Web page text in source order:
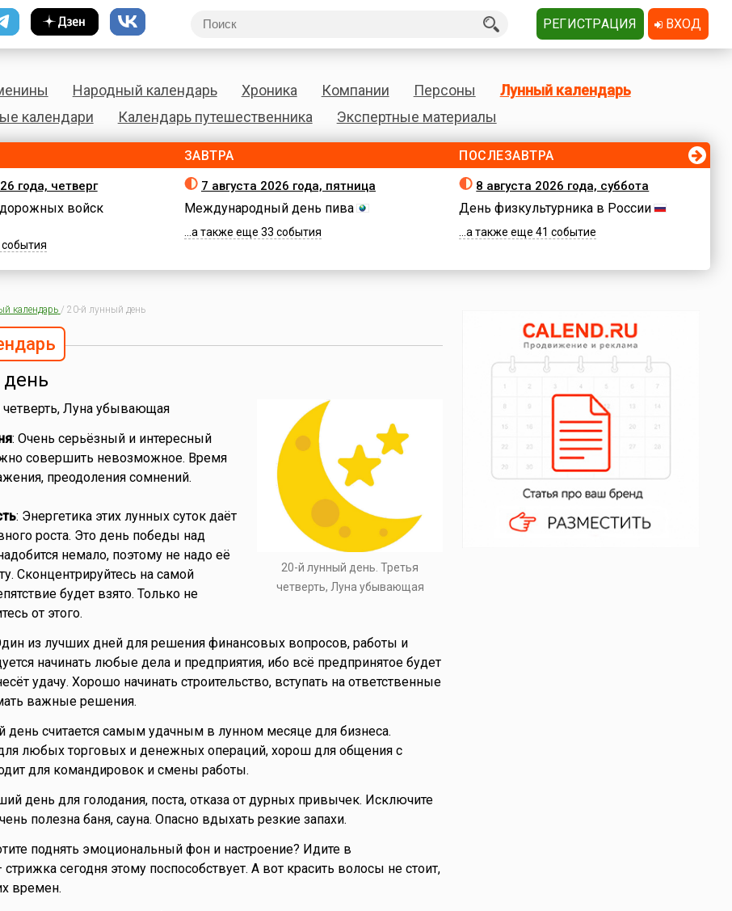
Народный календарь Хроника Компании Персоны
Лунный календарь
календари
Календарь путешественника Экспертные материалы
года, четверг
войск
события
ЗАВТРА
7 августа 2026 года, пятница
Международный день пива
...а также еще 33 события
ПОСЛЕЗАВТРА
8 августа 2026 года, суббота
День физкультурника в России
...а также еще 41 событие
календарь / 20-й лунный день
20-й лунный день. Третья
четверть, Луна убывающая
четверть, Луна убывающая
: Очень серьёзный и интересный
совершить невозможное. Время
преодоления сомнений.
: Энергетика этих лунных суток даёт
роста. Это день победы над
немало, поэтому не надо её
Сконцентрируйтесь на самой
будет взято. Только не
от этого.
из лучших дней для решения финансовых вопросов, работы и
начинать любые дела и предприятия, ибо всё предпринятое будет
удачу. Хорошо начинать строительство, вступать на ответственные
важные решения.
считается самым удачным в лунном месяце для бизнеса.
любых торговых и денежных операций, хорош для общения с
для командировок и смены работы.
день для голодания, поста, отказа от дурных привычек. Исключите
полезна баня, сауна. Опасно вдыхать резкие запахи.
поднять эмоциональный фон и настроение? Идите в
сегодня этому поспособствует. А вот красить волосы не стоит,
времен.
РЕГИСТРАЦИЯ ВХОД